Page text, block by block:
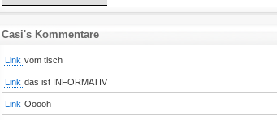
Casi's Kommentare
Link vom tisch
Link das ist INFORMATIV
Link Ooooh